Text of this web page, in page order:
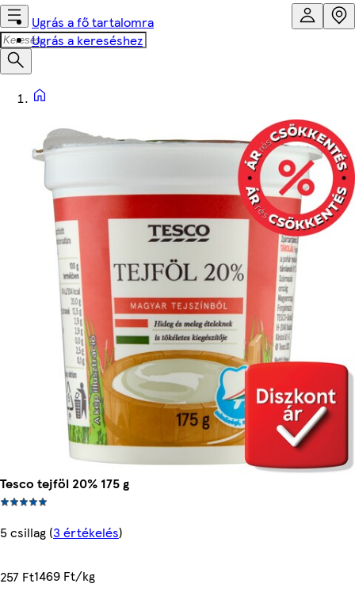
Ugrás a fő tartalomra
Ugrás a kereséshez
Tesco tejföl 20% 175 g
5 csillag (3 értékelés)
257 Ft1469 Ft/kg